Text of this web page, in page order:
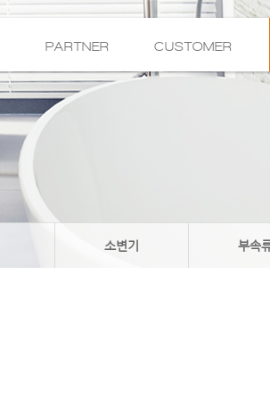
PARTNER CUSTOMER
소변기 부속